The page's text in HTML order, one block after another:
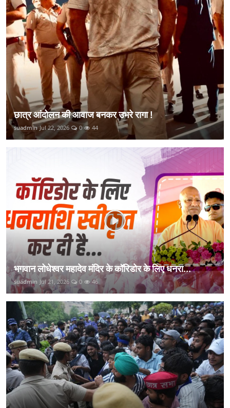
छात्र आंदोलन की आवाज बनकर उभरे रागा !
suadmin Jul 22, 2026 0 44
भगवान लोधेश्वर महादेव मंदिर के कॉरिडोर के लिए धनरा...
suadmin Jul 21, 2026 0 46